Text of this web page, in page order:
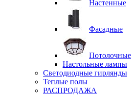
Настенные
Фасадные
Потолочные
Настольные лампы
Светодиодные гирлянды
Теплые полы
РАСПРОДАЖА